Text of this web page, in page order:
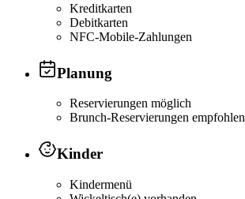
Kreditkarten
Debitkarten
NFC-Mobile-Zahlungen
Planung
Reservierungen möglich
Brunch-Reservierungen empfohlen
Kinder
Kindermenü